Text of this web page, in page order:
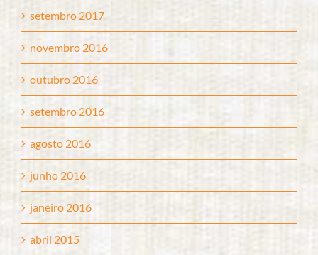
setembro 2017
novembro 2016
outubro 2016
setembro 2016
agosto 2016
junho 2016
janeiro 2016
abril 2015